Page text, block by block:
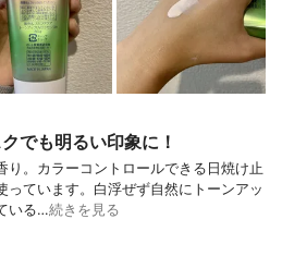
でも明るい印象に！
り。カラーコントロールできる日焼け止
っています。白浮ぜず自然にトーンアッ
いる…続きを見る